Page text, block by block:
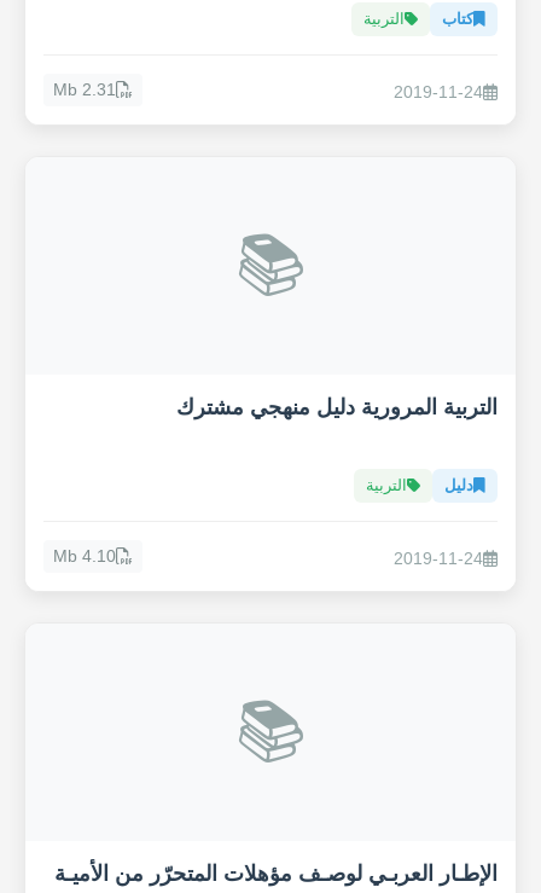
كتاب التربية
2019-11-24
2.31 Mb
📚
التربية المرورية دليل منهجي مشترك
دليل التربية
2019-11-24
4.10 Mb
📚
الإطـار العربـي لوصـف مؤهلات المتحرّر من الأميـة